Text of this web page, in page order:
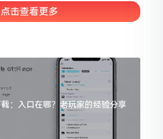
各样,实在是让人头疼不已。有些看起来
似乎相似
点击查看更多
：入口在哪？老玩家的经验分享